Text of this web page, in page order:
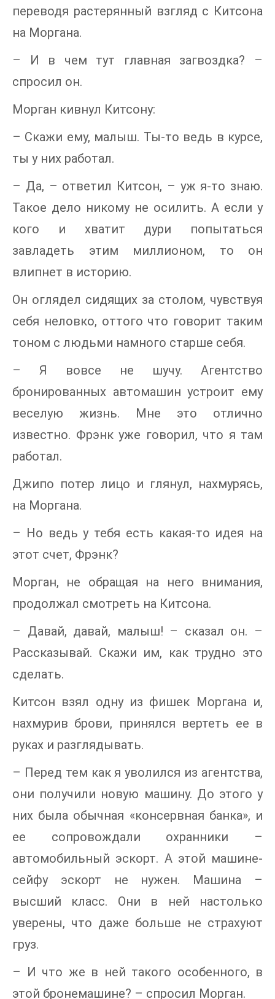
переводя растерянный взгляд с Китсона
на Моргана.
– И в чем тут главная загвоздка? –
спросил он.
Морган кивнул Китсону:
– Скажи ему, малыш. Ты-то ведь в курсе,
ты у них работал.
– Да, – ответил Китсон, – уж я-то знаю.
Такое дело никому не осилить. А если у
кого и хватит дури попытаться
завладеть этим миллионом, то он
влипнет в историю.
Он оглядел сидящих за столом, чувствуя
себя неловко, оттого что говорит таким
тоном с людьми намного старше себя.
– Я вовсе не шучу. Агентство
бронированных автомашин устроит ему
веселую жизнь. Мне это отлично
известно. Фрэнк уже говорил, что я там
работал.
Джипо потер лицо и глянул, нахмурясь,
на Моргана.
– Но ведь у тебя есть какая-то идея на
этот счет, Фрэнк?
Морган, не обращая на него внимания,
продолжал смотреть на Китсона.
– Давай, давай, малыш! – сказал он. –
Рассказывай. Скажи им, как трудно это
сделать.
Китсон взял одну из фишек Моргана и,
нахмурив брови, принялся вертеть ее в
руках и разглядывать.
– Перед тем как я уволился из агентства,
они получили новую машину. До этого у
них была обычная «консервная банка», и
ее сопровождали охранники –
автомобильный эскорт. А этой машине-
сейфу эскорт не нужен. Машина –
высший класс. Они в ней настолько
уверены, что даже больше не страхуют
груз.
– И что же в ней такого особенного, в
этой бронемашине? – спросил Морган.